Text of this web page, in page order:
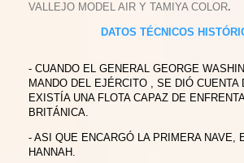
VALLEJO MODEL AIR Y TAMIYA COLOR.
DATOS TÉCNICOS
- CUANDO EL GENERAL GEORGE
MANDO DEL EJÉRCITO , SE DIÓ CUENTA
EXISTÍA UNA FLOTA CAPAZ DE
BRITÁNICA.
- ASI QUE ENCARGÓ LA PRIMERA NAVE,
HANNAH.